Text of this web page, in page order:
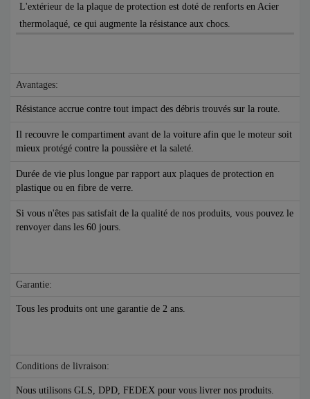
L'extérieur de la plaque de protection est doté de renforts en Acier
thermolaqué, ce qui augmente la résistance aux chocs.
Avantages:
Résistance accrue contre tout impact des débris trouvés sur la route.
Il recouvre le compartiment avant de la voiture afin que le moteur soit
mieux protégé contre la poussière et la saleté.
Durée de vie plus longue par rapport aux plaques de protection en
plastique ou en fibre de verre.
Si vous n'êtes pas satisfait de la qualité de nos produits, vous pouvez le
renvoyer dans les 60 jours.
Garantie:
Tous les produits ont une garantie de 2 ans.
Conditions de livraison:
Nous utilisons GLS, DPD, FEDEX pour vous livrer nos produits.